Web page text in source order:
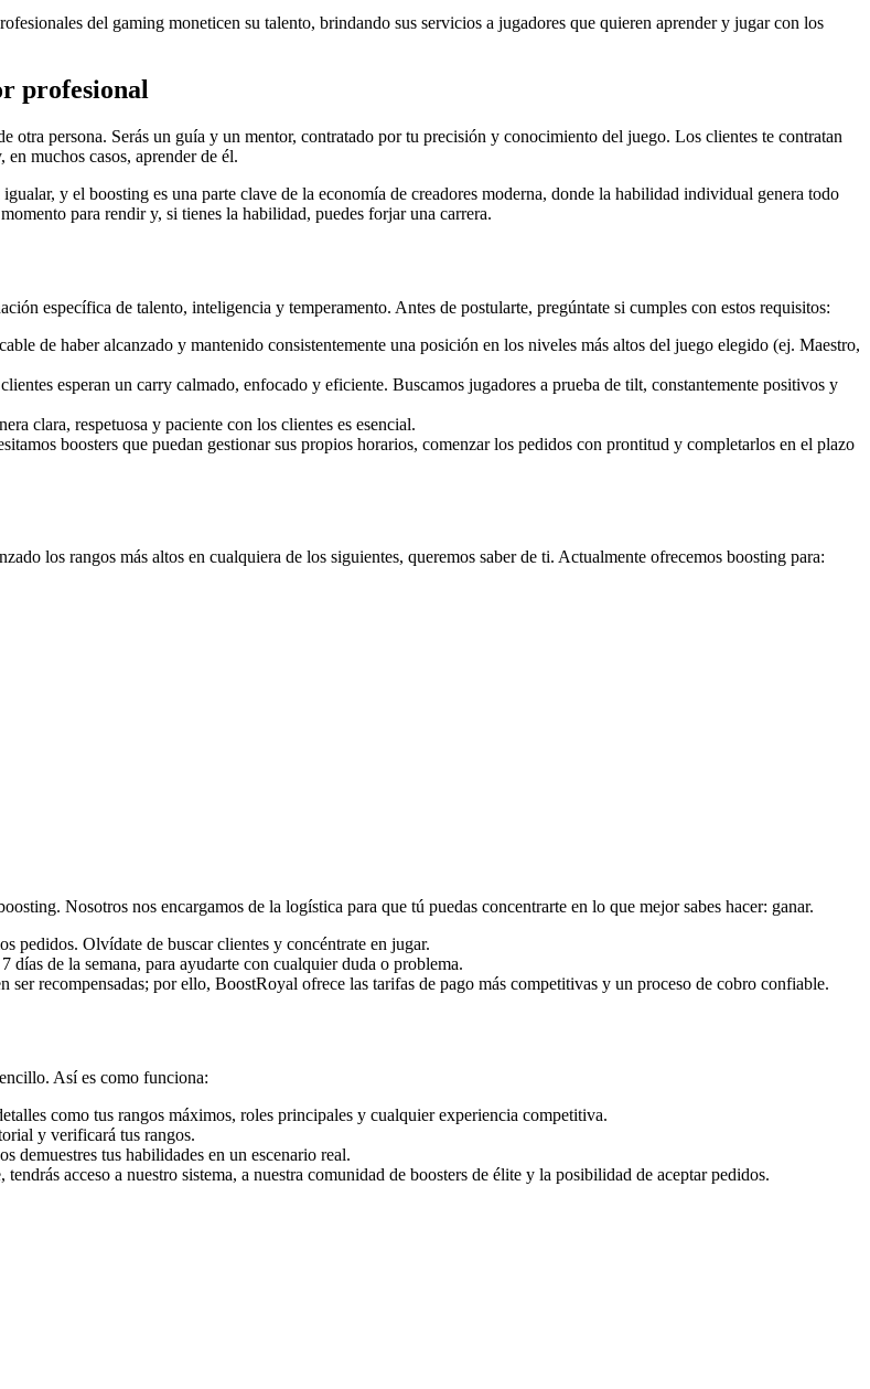
del gaming moneticen su talento, brindando sus servicios a jugadores que quieren aprender y jugar con los
profesional
otra persona. Serás un guía y un mentor, contratado por tu precisión y conocimiento del juego. Los clientes te contratan
muchos casos, aprender de él.
y el boosting es una parte clave de la economía de creadores moderna, donde la habilidad individual genera todo
para rendir y, si tienes la habilidad, puedes forjar una carrera.
específica de talento, inteligencia y temperamento. Antes de postularte, pregúntate si cumples con estos requisitos:
de haber alcanzado y mantenido consistentemente una posición en los niveles más altos del juego elegido (ej. Maestro,
esperan un carry calmado, enfocado y eficiente. Buscamos jugadores a prueba de tilt, constantemente positivos y
clara, respetuosa y paciente con los clientes es esencial.
boosters que puedan gestionar sus propios horarios, comenzar los pedidos con prontitud y completarlos en el plazo
los rangos más altos en cualquiera de los siguientes, queremos saber de ti. Actualmente ofrecemos boosting para:
Nosotros nos encargamos de la logística para que tú puedas concentrarte en lo que mejor sabes hacer: ganar.
pedidos. Olvídate de buscar clientes y concéntrate en jugar.
días de la semana, para ayudarte con cualquier duda o problema.
ser recompensadas; por ello, BoostRoyal ofrece las tarifas de pago más competitivas y un proceso de cobro confiable.
Así es como funciona:
como tus rangos máximos, roles principales y cualquier experiencia competitiva.
y verificará tus rangos.
demuestres tus habilidades en un escenario real.
acceso a nuestro sistema, a nuestra comunidad de boosters de élite y la posibilidad de aceptar pedidos.